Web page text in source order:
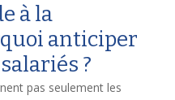
à la
anticiper
?
pas seulement les